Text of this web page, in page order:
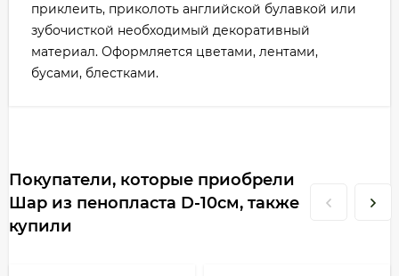
приклеить, приколоть английской булавкой или
зубочисткой необходимый декоративный
материал. Оформляется цветами, лентами,
бусами, блестками.
Покупатели, которые приобрели
Шар из пенопласта D-10см, также
купили